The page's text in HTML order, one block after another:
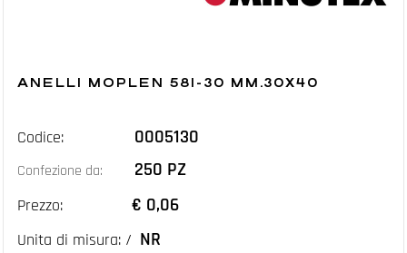
ANELLI MOPLEN 581-30 MM.30X40
Codice: 0005130
Confezione da: 250 PZ
Prezzo: € 0,06
Unita di misura: / NR